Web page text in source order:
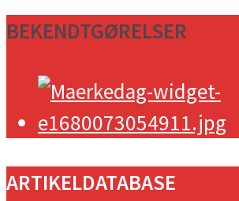
BEKENDTGØRELSER
ARTIKELDATABASE